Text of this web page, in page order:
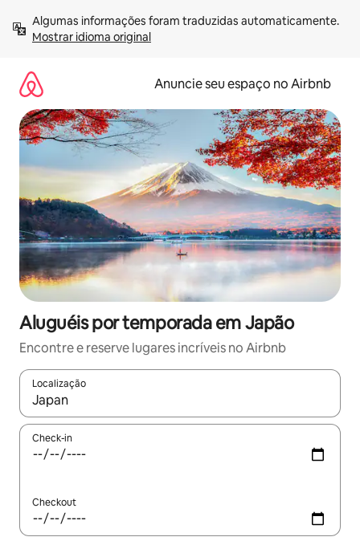
para
Mostrar idioma original
Anuncie seu espaço no Airbnb
Aluguéis por temporada em Japão
Encontre e reserve lugares incríveis no Airbnb
Localização
Quando os resultados estiverem disponíveis, explore-os
Check-in
Checkout